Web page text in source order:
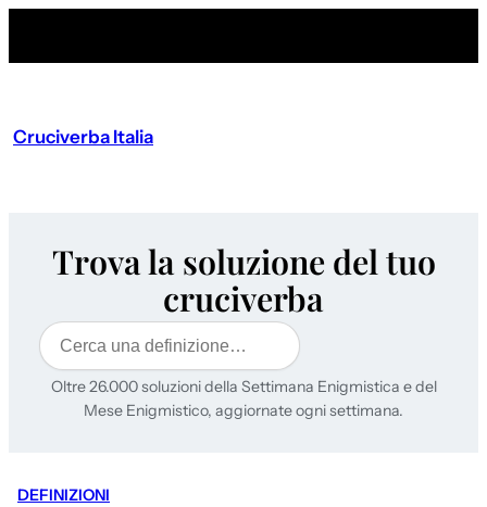
Cruciverba Italia
Trova la soluzione del tuo
cruciverba
Cerca
Oltre 26.000 soluzioni della Settimana Enigmistica e del
Mese Enigmistico, aggiornate ogni settimana.
DEFINIZIONI